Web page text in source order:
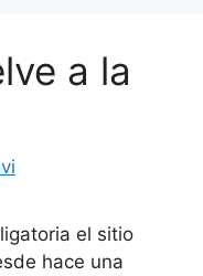
a la
el sitio
hace una